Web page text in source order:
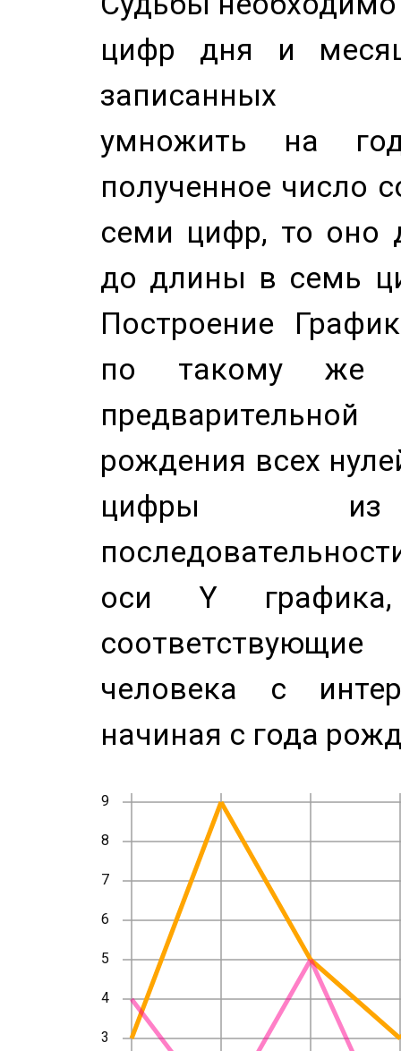
цифр дня и
записанных
умножить на
полученное число
семи цифр, то оно
до длины в семь
Построение
по такому же
рождения всех
цифры из
оси Y
человека с
начиная с года